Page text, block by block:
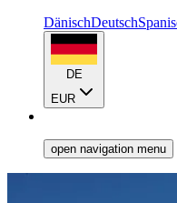
DänischDeutsch
DE
EUR
open navigation menu